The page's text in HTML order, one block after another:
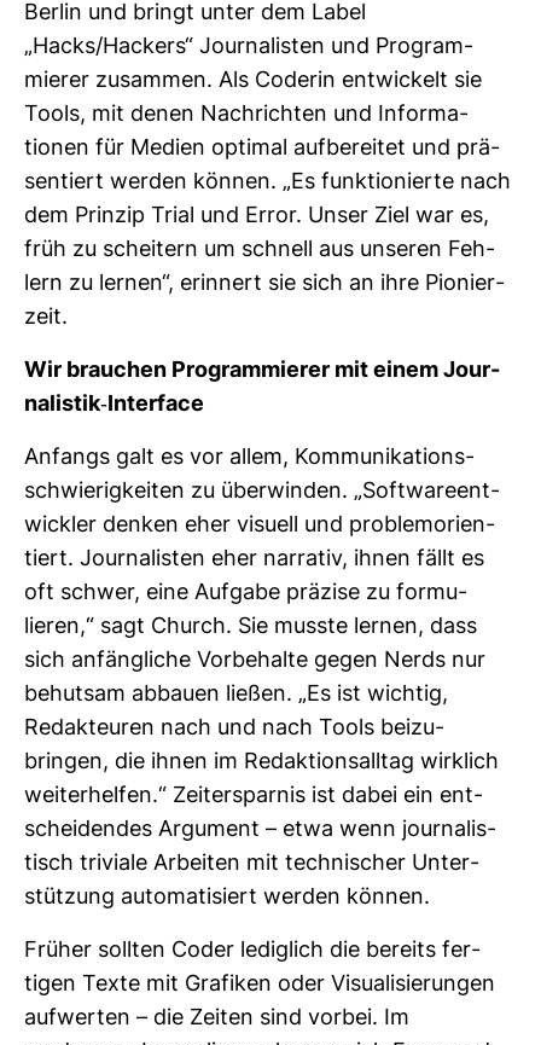
Berlin und bringt unter dem Label
„Hacks/Hackers“ Jour­na­listen und Pro­gram­
mierer zusammen. Als Coderin ent­wi­ckelt sie
Tools, mit denen Nach­richten und Infor­ma­
tionen für Medien optimal auf­be­reitet und prä­
sen­tiert werden können. „Es funk­tio­nierte nach
dem Prinzip Trial und Error. Unser Ziel war es,
früh zu schei­tern um schnell aus unseren Feh­
lern zu lernen“, erin­nert sie sich an ihre Pio­nier­
zeit.
Wir brau­chen Pro­gram­mierer mit einem Jour­
na­listik-​Inter­face
Anfangs galt es vor allem, Kom­mu­ni­ka­ti­ons­
schwie­rig­keiten zu über­winden. „Soft­ware­ent­
wickler denken eher visuell und pro­blem­ori­en­
tiert. Jour­na­listen eher nar­rativ, ihnen fällt es
oft schwer, eine Auf­gabe prä­zise zu for­mu­
lieren,“ sagt Church. Sie musste lernen, dass
sich anfäng­liche Vor­be­halte gegen Nerds nur
behutsam abbauen ließen. „Es ist wichtig,
Redak­teuren nach und nach Tools bei­zu­
bringen, die ihnen im Redak­ti­ons­alltag wirk­lich
wei­ter­helfen.“ Zeit­er­sparnis ist dabei ein ent­
schei­dendes Argu­ment – etwa wenn jour­na­lis­
tisch tri­viale Arbeiten mit tech­ni­scher Unter­
stüt­zung auto­ma­ti­siert werden können.
Früher sollten Coder ledig­lich die bereits fer­
tigen Texte mit Gra­fiken oder Visua­li­sie­rungen
auf­werten – die Zeiten sind vorbei. Im